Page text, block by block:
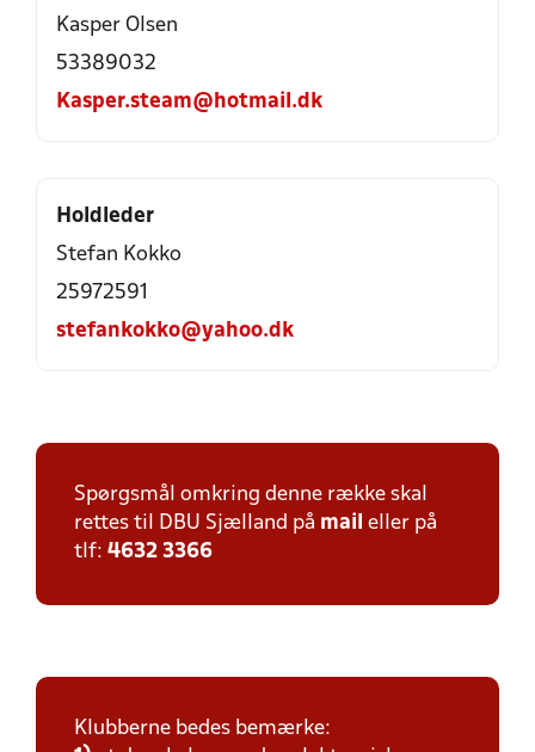
Kasper Olsen
53389032
Kasper.steam@hotmail.dk
Holdleder
Stefan Kokko
25972591
stefankokko@yahoo.dk
Spørgsmål omkring denne række skal
rettes til DBU Sjælland på mail eller på
tlf: 4632 3366
Klubberne bedes bemærke: